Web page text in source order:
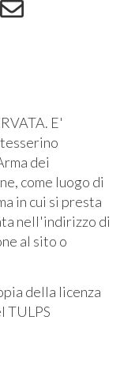
E'
dei
come luogo di
in cui si presta
nell'indirizzo di
al sito o
della licenza
TULPS